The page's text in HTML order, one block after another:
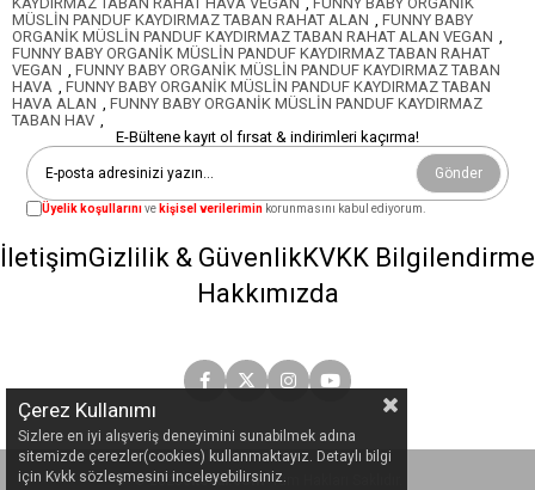
MÜSLİN PANDUF KAYDIRMAZ TABAN RAHAT ALAN , FUNNY BABY
ORGANİK MÜSLİN PANDUF KAYDIRMAZ TABAN RAHAT ALAN VEGAN ,
FUNNY BABY ORGANİK MÜSLİN PANDUF KAYDIRMAZ TABAN RAHAT
VEGAN , FUNNY BABY ORGANİK MÜSLİN PANDUF KAYDIRMAZ TABAN
HAVA , FUNNY BABY ORGANİK MÜSLİN PANDUF KAYDIRMAZ TABAN
HAVA ALAN , FUNNY BABY ORGANİK MÜSLİN PANDUF KAYDIRMAZ
TABAN HAV ,
E-Bültene kayıt ol fırsat & indirimleri kaçırma!
Gönder
Üyelik koşullarınıve kişisel verilerimin korunmasını kabul ediyorum.
İletişimGizlilik & GüvenlikKVKK Bilgilendirme
Hakkımızda
© 2023siteadi.com- Tüm Hakları Saklıdır.
Çerez Kullanımı
Sizlere en iyi alışveriş deneyimini sunabilmek adına
sitemizde çerezler(cookies) kullanmaktayız. Detaylı bilgi
için Kvkk sözleşmesini inceleyebilirsiniz.